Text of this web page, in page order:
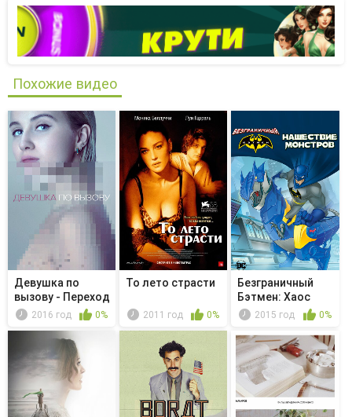
Похожие видео
Девушка по
вызову - Переход
всех границ
2016 год 0%
То лето страсти
2011 год 0%
Безграничный
Бэтмен: Хаос
2015 год 0%